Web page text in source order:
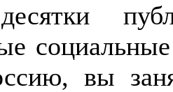
вы